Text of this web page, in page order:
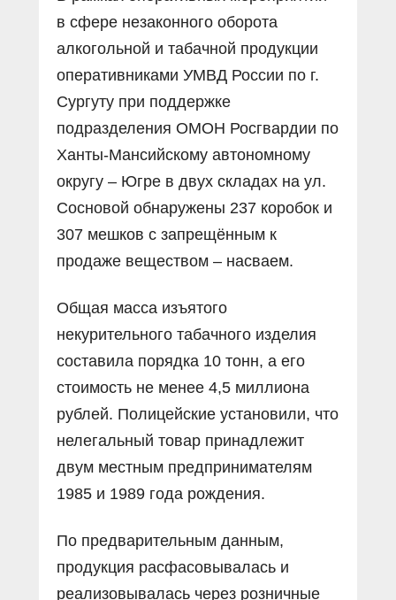
в сфере незаконного оборота
алкогольной и табачной продукции
оперативниками УМВД России по г.
Сургуту при поддержке
подразделения ОМОН Росгвардии по
Ханты-Мансийскому автономному
округу – Югре в двух складах на ул.
Сосновой обнаружены 237 коробок и
307 мешков с запрещённым к
продаже веществом – насваем.
Общая масса изъятого
некурительного табачного изделия
составила порядка 10 тонн, а его
стоимость не менее 4,5 миллиона
рублей. Полицейские установили, что
нелегальный товар принадлежит
двум местным предпринимателям
1985 и 1989 года рождения.
По предварительным данным,
продукция расфасовывалась и
реализовывалась через розничные